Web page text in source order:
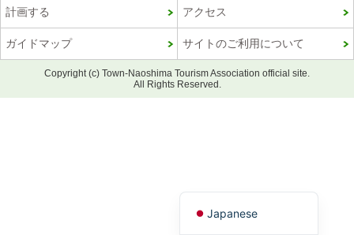
計画する アクセス
ガイドマップ サイトのご利用について
Copyright (c) Town-Naoshima Tourism Association official site.
All Rights Reserved.
Japanese
Korean